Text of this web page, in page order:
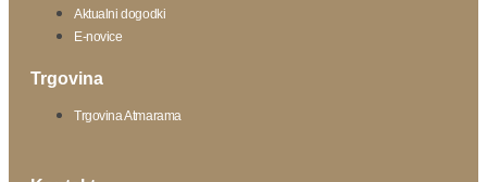
Aktualni dogodki
E-novice
Trgovina
Trgovina Atmarama